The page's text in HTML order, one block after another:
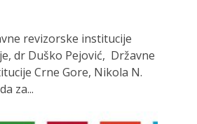
revizorske institucije
dr Duško Pejović, Državne
Crne Gore, Nikola N.
za...